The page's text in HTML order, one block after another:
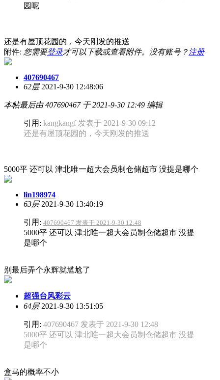
园呢
还是有屋顶花园的，今天刚发的推送
附件: 您需要登录才可以下载或查看附件。没有账号？ 注册
407690467
62层2021-9-30 12:48:06
本帖最后由 407690467 于 2021-9-30 12:49 编辑
引用: kangkangf 发表于 2021-9-30 09:12
还是有屋顶花园的，今天刚发的推送
5000平 还可以 津北唯一超大会员制仓储超市 没提是哪个
lin198974
63层2021-9-30 13:40:19
引用: 407690467 发表于 2021-9-30 12:48
5000平 还可以 津北唯一超大会员制仓储超市 没提
是哪个
别最后弄个永辉就尴尬了
超强台风彩云
64层2021-9-30 13:51:05
引用: 407690467 发表于 2021-9-30 12:48
5000平 还可以 津北唯一超大会员制仓储超市 没提
是哪个
盒马的概率不小